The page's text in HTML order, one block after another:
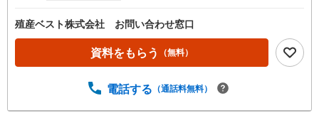
殖産ベスト株式会社 お問い合わせ窓口
資料をもらう （無料）
電話する （通話料無料）